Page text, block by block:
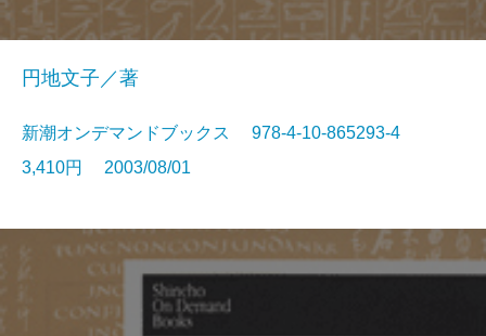
円地文子／著
新潮オンデマンドブックス 978-4-10-865293-4
3,410円 2003/08/01